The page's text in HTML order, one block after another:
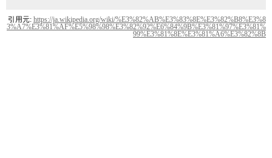
引用元: https://ja.wikipedia.org/wiki/%E3%82%AB%E3%83%8E%E3%82%B8%E3%8
3%A7%E3%81%AF%E5%98%98%E3%82%92%E6%84%9B%E3%81%97%E3%81%
99%E3%81%8E%E3%81%A6%E3%82%8B